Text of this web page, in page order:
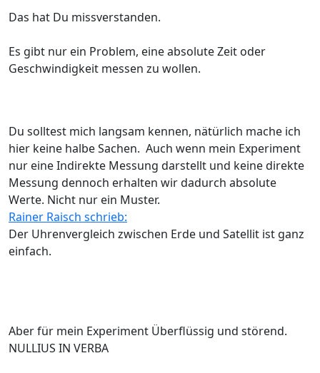
Das hat Du missverstanden.
Es gibt nur ein Problem, eine absolute Zeit oder
Geschwindigkeit messen zu wollen.
Du solltest mich langsam kennen, nätürlich mache ich
hier keine halbe Sachen. Auch wenn mein Experiment
nur eine Indirekte Messung darstellt und keine direkte
Messung dennoch erhalten wir dadurch absolute
Werte. Nicht nur ein Muster.
Rainer Raisch schrieb:
Der Uhrenvergleich zwischen Erde und Satellit ist ganz
einfach.
Aber für mein Experiment Überflüssig und störend.
NULLIUS IN VERBA